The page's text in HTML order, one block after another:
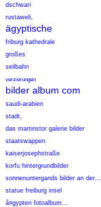
dschwari
rustaweli,
ägyptische
friburg kathedrale
großes
seilbahn
verzierungen
bilder album com
saudi-arabien
stadt,
das martinstor galerie bilder
staatswappen
kaiserjosephstraße
korfu hintergrundbilder
sonnenuntergands bilder an der...
statue freiburg insel
ã¤gypten fotoalbum...